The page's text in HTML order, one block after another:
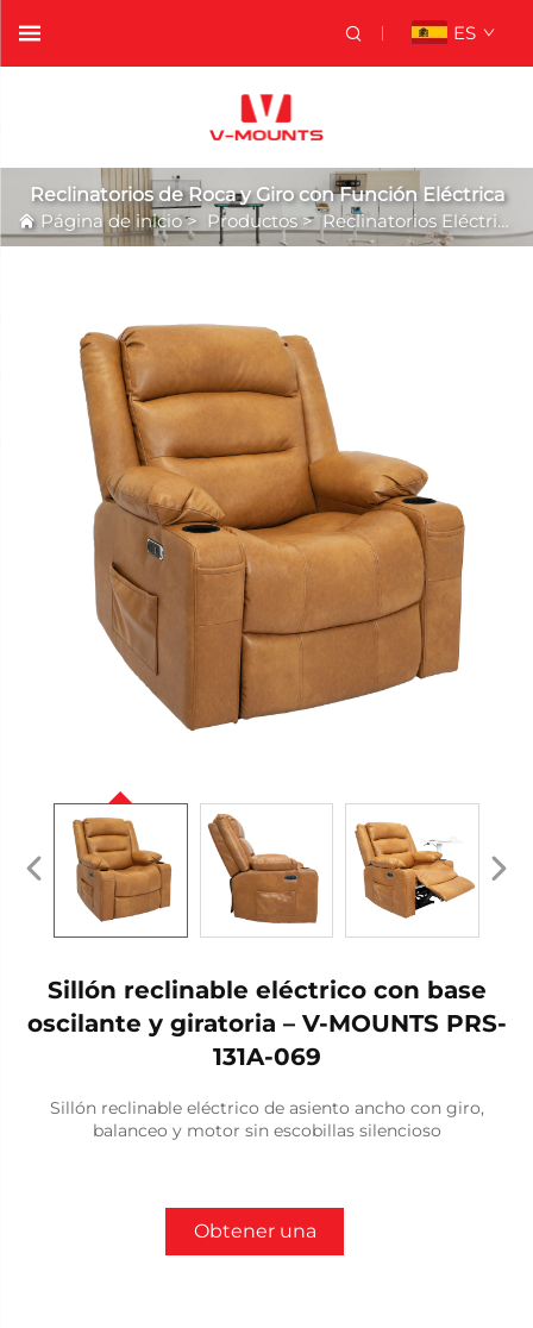
ES
Reclinatorios de Roca y Giro con Función Eléctrica
Página de inicio> Productos>Reclinatorios Eléctricos
Sillón reclinable eléctrico con base
oscilante y giratoria – V-MOUNTS PRS-
131A-069
Sillón reclinable eléctrico de asiento ancho con giro,
balanceo y motor sin escobillas silencioso
Obtener una